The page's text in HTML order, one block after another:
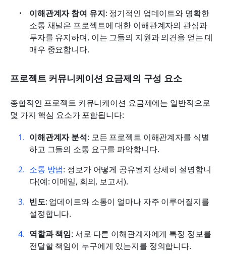
이해관계자 참여 유지: 정기적인 업데이트와 명확한
소통 채널은 프로젝트에 대한 이해관계자의 관심과
투자를 유지하며, 이는 그들의 지원과 의견을 얻는 데
매우 중요합니다.
프로젝트 커뮤니케이션 요금제의 구성 요소
종합적인 프로젝트 커뮤니케이션 요금제에는 일반적으로
몇 가지 핵심 요소가 포함됩니다:
이해관계자 분석: 모든 프로젝트 이해관계자를 식별
하고 그들의 소통 요구를 파악합니다.
소통 방법: 정보가 어떻게 공유될지 상세히 설명합니
다(예: 이메일, 회의, 보고서).
빈도: 업데이트와 소통이 얼마나 자주 이루어질지를
설정합니다.
역할과 책임: 서로 다른 이해관계자에게 특정 정보를
전달할 책임이 누구에게 있는지를 정의합니다.